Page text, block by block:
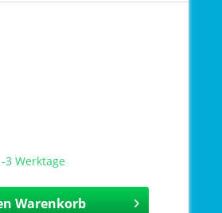
Werktage
Warenkorb